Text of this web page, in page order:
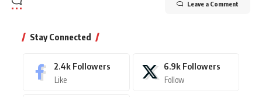
Leave a Comment
Stay Connected
2.4k Followers
Like
6.9k Followers
Follow